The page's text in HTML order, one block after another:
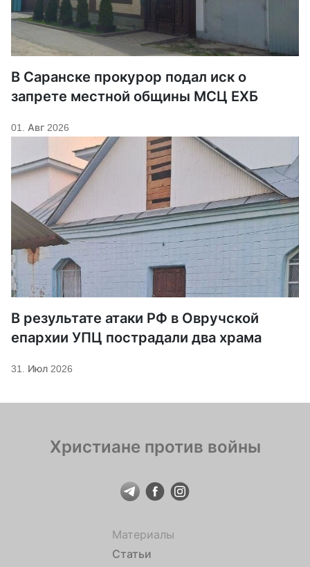
В Саранске прокурор подал иск о
запрете местной общины МСЦ ЕХБ
01. Авг 2026
В результате атаки РФ в Овручской
епархии УПЦ пострадали два храма
31. Июл 2026
Христиане против войны
Материалы
Статьи